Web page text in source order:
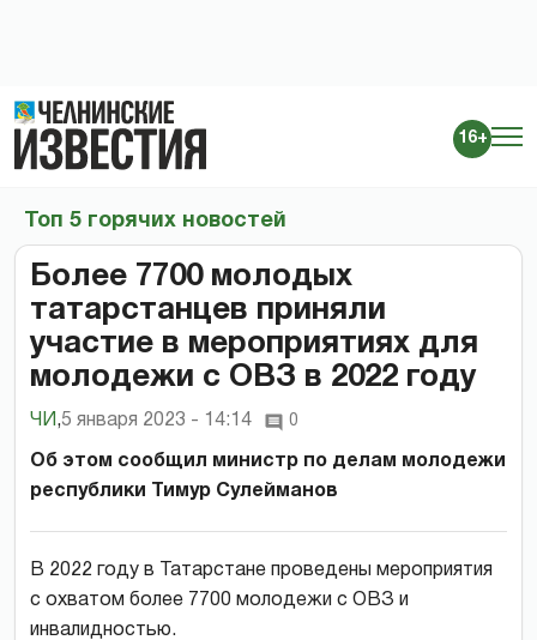
16+
Топ 5 горячих новостей
Более 7700 молодых
татарстанцев приняли
участие в мероприятиях для
молодежи с ОВЗ в 2022 году
ЧИ ,5 января 2023 - 14:14 0
Об этом сообщил министр по делам молодежи
республики Тимур Сулейманов
В 2022 году в Татарстане проведены мероприятия
с охватом более 7700 молодежи с ОВЗ и
инвалидностью.